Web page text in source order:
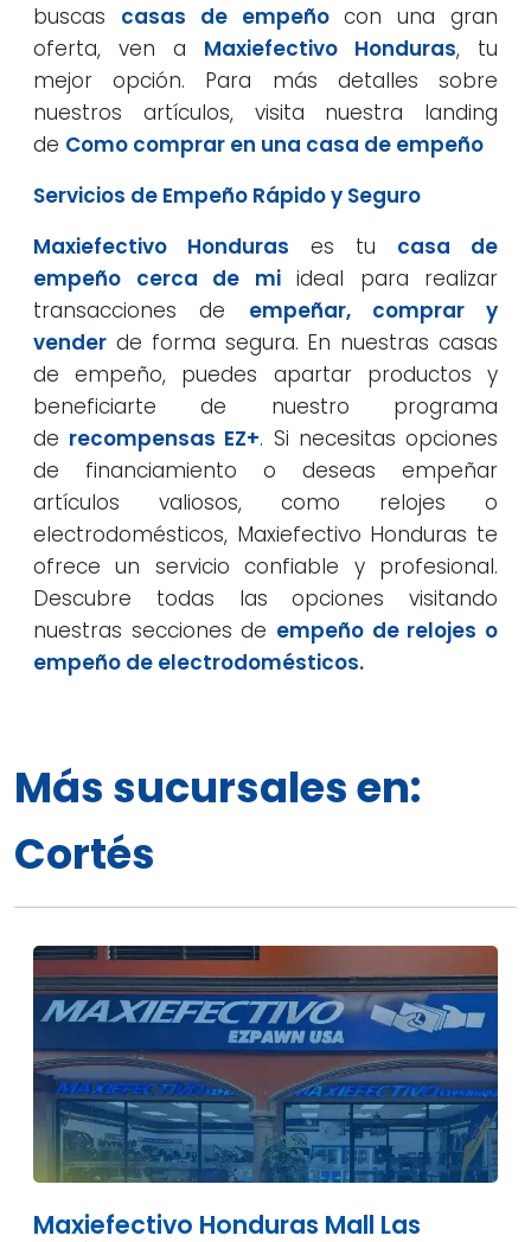
buscas casas de empeñocon una gran
oferta, ven a Maxiefectivo Honduras, tu
mejor opción. Para más detalles sobre
nuestros artículos, visita nuestra landing
de Como comprar en una casa de empeño
Servicios de Empeño Rápido y Seguro
Maxiefectivo Honduras es tu casa de
empeño cerca de miideal para realizar
transacciones de empeñar, comprar y
vender de forma segura. En nuestras casas
de empeño, puedes apartar productos y
beneficiarte de nuestro programa
de recompensas EZ+. Si necesitas opciones
de financiamiento o deseas empeñar
artículos valiosos, como relojes o
electrodomésticos, Maxiefectivo Honduras te
ofrece un servicio confiable y profesional.
Descubre todas las opciones visitando
nuestras secciones de empeño de relojes o
empeño de electrodomésticos.
Más sucursales en:
Cortés
Maxiefectivo Honduras Mall Las